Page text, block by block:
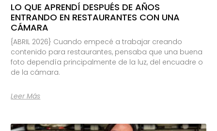
LO QUE APRENDÍ DESPUÉS DE AÑOS
ENTRANDO EN RESTAURANTES CON UNA
CÁMARA
{ABRIL 2026} Cuando empecé a trabajar creando
contenido para restaurantes, pensaba que una buena
foto dependía principalmente de la luz, del encuadre o
de la cámara.
Leer Más